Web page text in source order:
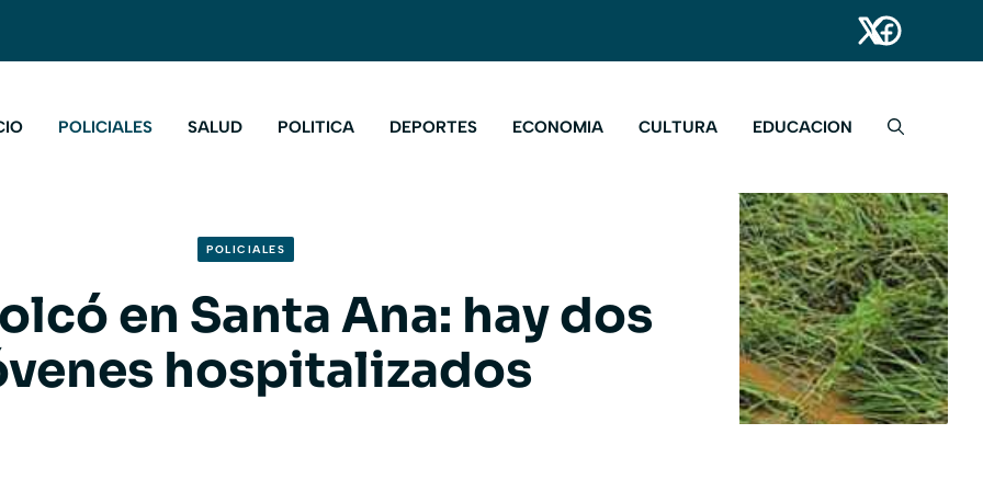
POLICIALES SALUD POLITICA DEPORTES ECONOMIA CULTURA EDUCACION
POLICIALES
en Santa Ana: hay dos
hospitalizados